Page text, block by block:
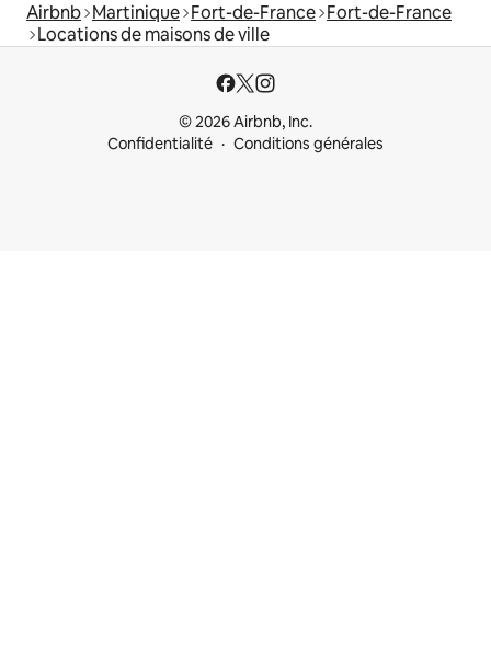
Airbnb Martinique Fort-de-France Fort-de-France
Locations de maisons de ville
© 2026 Airbnb, Inc.
Confidentialité
Conditions générales